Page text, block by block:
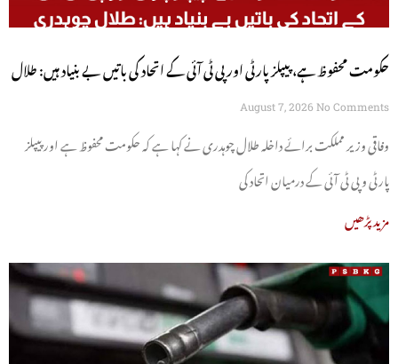
حکومت محفوظ ہے، پیپلز پارٹی اور پی ٹی آئی کے اتحاد کی باتیں بے بنیاد ہیں: طلال
چوہدری
August 7, 2026 No Comments
وفاقی وزیر مملکت برائے داخلہ طلال چوہدری نے کہا ہے کہ حکومت محفوظ ہے اور پیپلز
پارٹی و پی ٹی آئی کے درمیان اتحاد کی
مزید پڑھیں